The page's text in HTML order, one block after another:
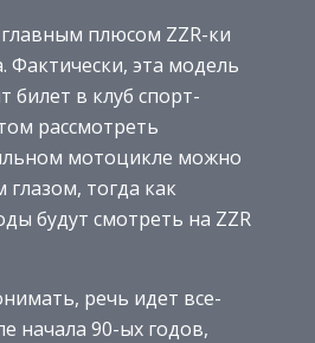
плюсом ZZR-ки
Фактически, эта модель
билет в клуб спорт-
рассмотреть
мотоцикле можно
тогда как
будут смотреть на ZZR
речь идет все-
начала 90-ых годов,